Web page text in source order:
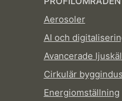
Aerosoler
AI och
Avancerade
Cirkulär
Energiomställning